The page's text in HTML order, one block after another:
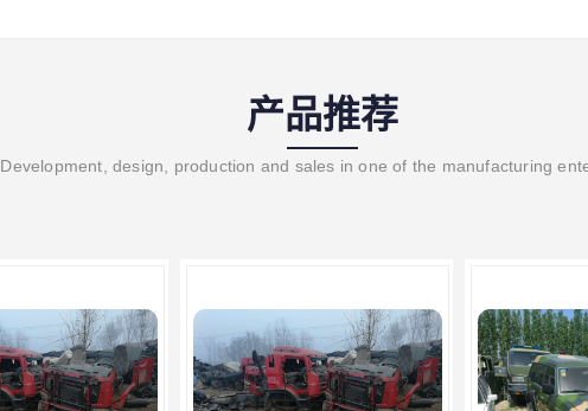
产品推荐
Development, design, production and sales in one of the manufacturing